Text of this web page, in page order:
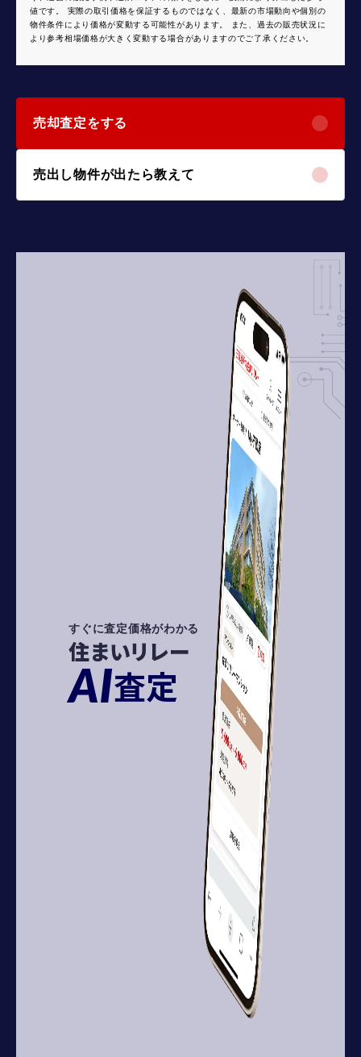
値です。 実際の取引価格を保証するものではなく、最新の市場動向や個別の
物件条件により価格が変動する可能性があります。 また、過去の販売状況に
より参考相場価格が大きく変動する場合がありますのでご了承ください。
売却査定をする
売出し物件が出たら教えて
すぐに査定価格がわかる
住まいリレー
AI査定